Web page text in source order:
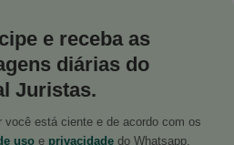
e receba as
diárias do
Juristas.
você está ciente e de acordo com os
uso e privacidade do Whatsapp.